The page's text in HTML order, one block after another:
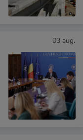
03 aug.